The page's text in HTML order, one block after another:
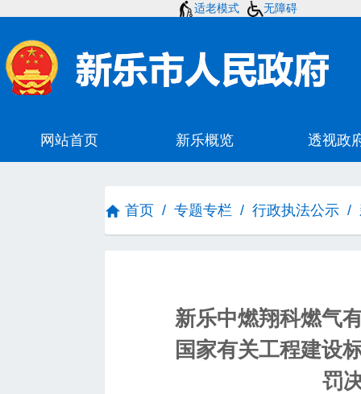
适老模式 无障碍
首页 / 专题专栏 / 行政执法公示 /
新乐中燃翔科燃气
国家有关工程建设
罚